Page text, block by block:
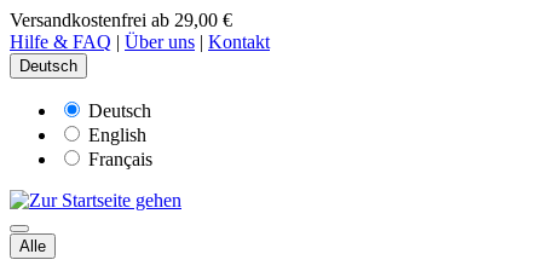
Versandkostenfrei ab 29,00 €
Hilfe & FAQ | Über uns | Kontakt
Deutsch
Deutsch
English
Français
Alle